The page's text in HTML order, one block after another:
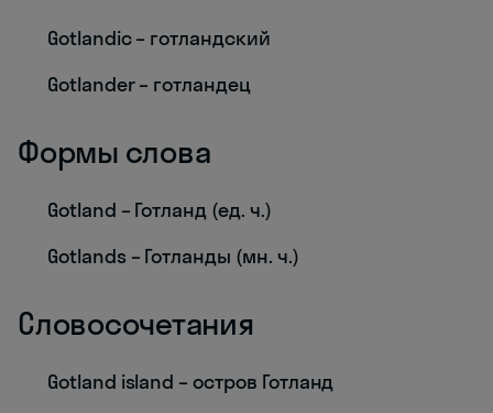
Gotlandic – готландский
Gotlander – готландец
Формы слова
Gotland – Готланд (ед. ч.)
Gotlands – Готланды (мн. ч.)
Словосочетания
Gotland island – остров Готланд